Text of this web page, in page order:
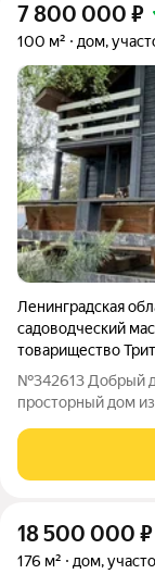
7 800 000 ₽
100 м² дом,
Ленинградская
садоводческий
товарищество
№342613 Добрый
просторный дом
для
дачного отдыха.
18 500 000 ₽
176 м² дом,